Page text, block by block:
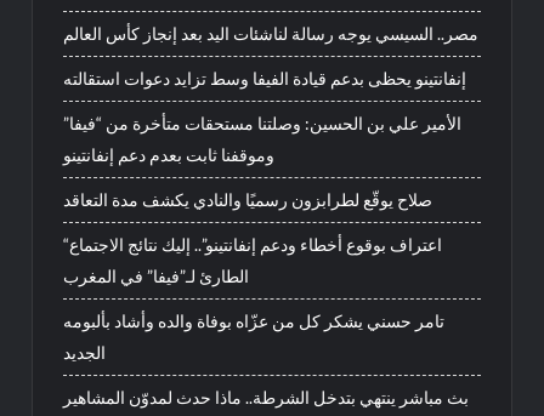
مصر.. السيسي يوجه رسالة لناشئات اليد بعد إنجاز كأس العالم
إنفانتينو يحظى بدعم قيادة الفيفا وسط تزايد دعوات استقالته
الأمير علي بن الحسين: وصلتنا مستحقات متأخرة من “فيفا”
وموقفنا ثابت بعدم دعم إنفانتينو
صلاح يوقّع لطرابزون رسميًا والنادي يكشف مدة التعاقد
“اعتراف بوقوع أخطاء ودعم إنفانتينو”.. إليك نتائج الاجتماع
الطارئ لـ”فيفا” في المغرب
تامر حسني يشكر كل من عزّاه بوفاة والده وأشاد بألبومه
الجديد
بث مباشر ينتهي بتدخل الشرطة.. ماذا حدث لمدوّن المشاهير